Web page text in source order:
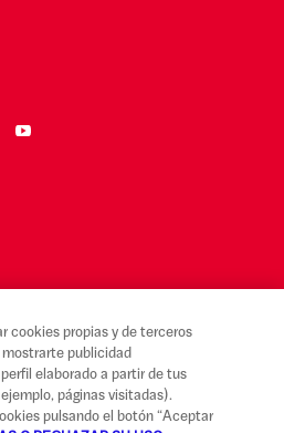
cookies propias y de terceros
publicidad
elaborado a partir de tus
páginas visitadas).
pulsando el botón “Aceptar